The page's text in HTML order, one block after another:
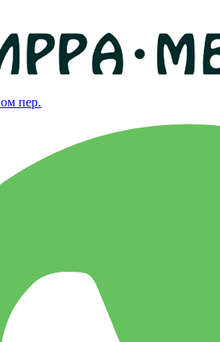
пер.